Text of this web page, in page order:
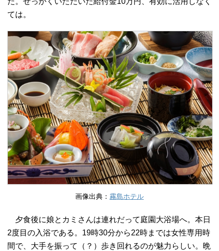
ては。
画像出典： 霧島ホテル
夕食後に娘とカミさんは連れだって庭園大浴場へ。本日
2度目の入浴である。19時30分から22時までは女性専用時
間で、大手を振って（？）歩き回れるのが魅力らしい。晩